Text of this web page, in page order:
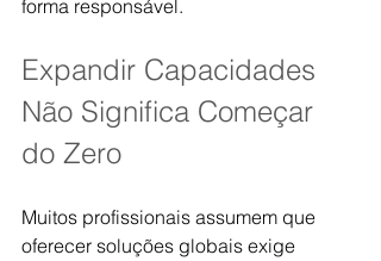
forma responsável.
Expandir Capacidades
Não Significa Começar
do Zero
Muitos profissionais assumem que
oferecer soluções globais exige